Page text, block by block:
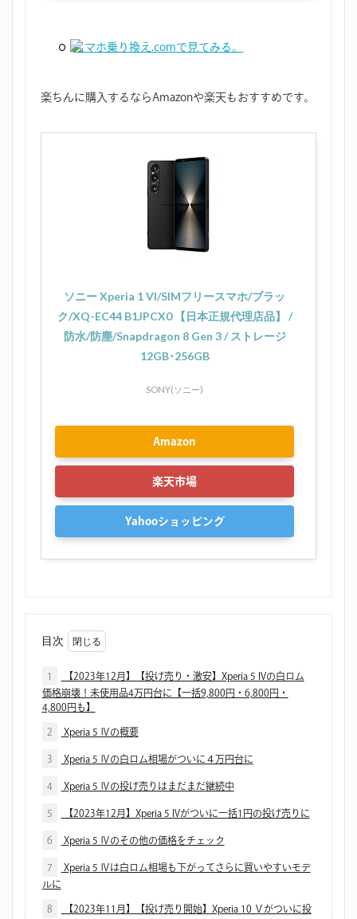
スマホ乗り換え.comで見てみる。
楽ちんに購入するならAmazonや楽天もおすすめです。
ソニー Xperia 1 VI/SIMフリースマホ/ブラッ
ク/XQ-EC44 B1JPCX0 【日本正規代理店品】 /
防水/防塵/Snapdragon 8 Gen 3 / ストレージ
12GB･256GB
SONY(ソニー)
Amazon
楽天市場
Yahooショッピング
目次
1
【2023年12月】【投げ売り・激安】Xperia 5 IVの白ロム
価格崩壊！未使用品4万円台に【一括9,800円・6,800円・
4,800円も】
2 Xperia 5 Ⅳの概要
3 Xperia 5 Ⅳの白ロム相場がついに４万円台に
4 Xperia 5 Ⅳの投げ売りはまだまだ継続中
5 【2023年12月】Xperia 5 IVがついに一括1円の投げ売りに
6 Xperia 5 Ⅳのその他の価格をチェック
7
Xperia 5 Ⅳは白ロム相場も下がってさらに買いやすいモデ
ルに
8
【2023年11月】【投げ売り開始】Xperia 10 Ⅴがついに投